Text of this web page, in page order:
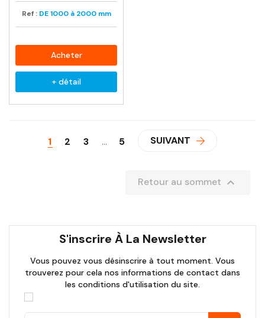
Ref : DE 1000 à 2000 mm
Acheter
+ détail
1 2 3 … 5 SUIVANT
Retour au sommet 
S'inscrire À La Newsletter
Vous pouvez vous désinscrire à tout moment. Vous
trouverez pour cela nos informations de contact dans
les conditions d'utilisation du site.